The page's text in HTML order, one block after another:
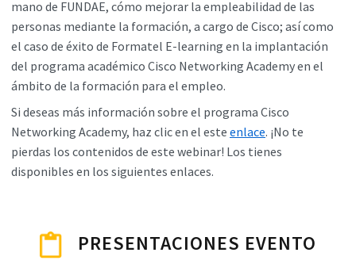
mano de FUNDAE, cómo mejorar la empleabilidad de las
personas mediante la formación, a cargo de Cisco; así como
el caso de éxito de Formatel E-learning en la implantación
del programa académico Cisco Networking Academy en el
ámbito de la formación para el empleo.
Si deseas más información sobre el programa Cisco
Networking Academy, haz clic en el este enlace. ¡No te
pierdas los contenidos de este webinar! Los tienes
disponibles en los siguientes enlaces.
PRESENTACIONES EVENTO